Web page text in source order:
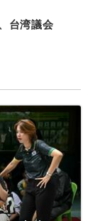
台湾議会